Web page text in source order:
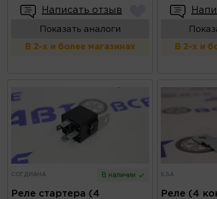
Написать отзыв
Показать аналоги
В 2-х и более магазинах В 2-х и
СОГДИАНА В наличии
Реле стартера (4
ILSA
Реле (4